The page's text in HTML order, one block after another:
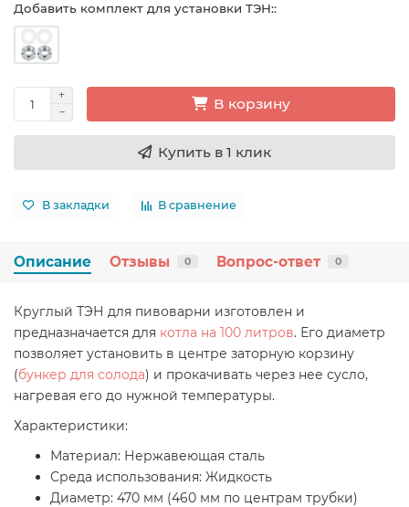
Добавить комплект для установки ТЭН::
В корзину
Купить в 1 клик
В закладки В сравнение
Описание Отзывы 0 Вопрос-ответ 0
Круглый ТЭН для пивоварни изготовлен и
предназначается для котла на 100 литров. Его диаметр
позволяет установить в центре заторную корзину
(бункер для солода) и прокачивать через нее сусло,
нагревая его до нужной температуры.
Характеристики:
Материал: Нержавеющая сталь
Среда использования: Жидкость
Диаметр: 470 мм (460 мм по центрам трубки)